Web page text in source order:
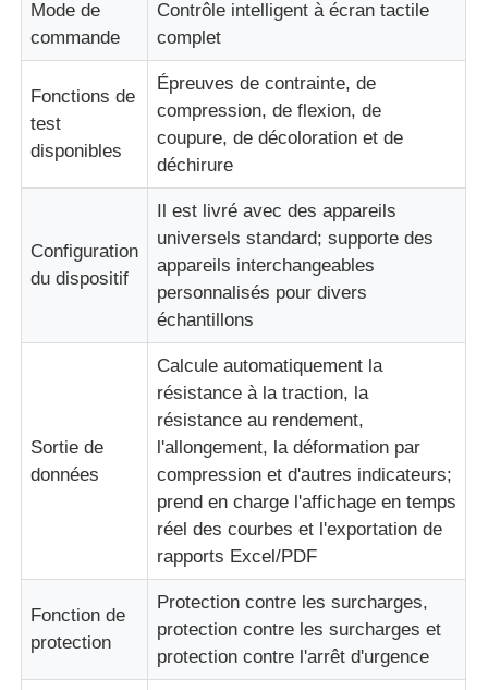
Mode de
commande
Contrôle intelligent à écran tactile
complet
Fonctions de
test
disponibles
Épreuves de contrainte, de
compression, de flexion, de
coupure, de décoloration et de
déchirure
Configuration
du dispositif
Il est livré avec des appareils
universels standard; supporte des
appareils interchangeables
personnalisés pour divers
échantillons
Sortie de
données
Calcule automatiquement la
résistance à la traction, la
résistance au rendement,
l'allongement, la déformation par
compression et d'autres indicateurs;
prend en charge l'affichage en temps
réel des courbes et l'exportation de
rapports Excel/PDF
Fonction de
protection
Protection contre les surcharges,
protection contre les surcharges et
protection contre l'arrêt d'urgence